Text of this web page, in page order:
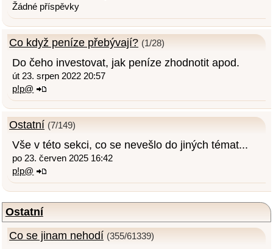
Žádné příspěvky
Co když peníze přebývají? (1/28)
Do čeho investovat, jak peníze zhodnotit apod.
út 23. srpen 2022 20:57
p!p@
Ostatní (7/149)
Vše v této sekci, co se nevešlo do jiných témat...
po 23. červen 2025 16:42
p!p@
Ostatní
Co se jinam nehodí (355/61339)